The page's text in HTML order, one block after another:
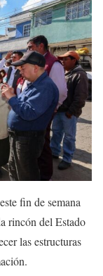
fin de semana
rincón del Estado
las estructuras